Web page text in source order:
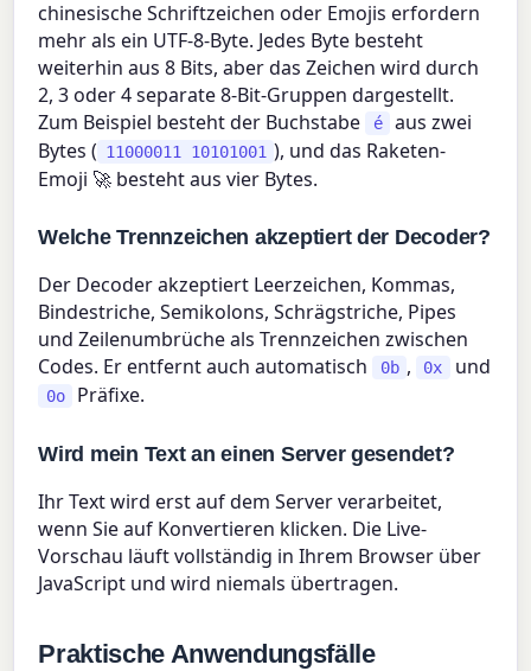
chinesische Schriftzeichen oder Emojis erfordern
mehr als ein UTF-8-Byte. Jedes Byte besteht
weiterhin aus 8 Bits, aber das Zeichen wird durch
2, 3 oder 4 separate 8-Bit-Gruppen dargestellt.
Zum Beispiel besteht der Buchstabe
é
aus zwei
Bytes ( 11000011 10101001 ), und das Raketen-
Emoji 🚀 besteht aus vier Bytes.
Welche Trennzeichen akzeptiert der Decoder?
Der Decoder akzeptiert Leerzeichen, Kommas,
Bindestriche, Semikolons, Schrägstriche, Pipes
und Zeilenumbrüche als Trennzeichen zwischen
Codes. Er entfernt auch automatisch
0b , 0x und
0o Präfixe.
Wird mein Text an einen Server gesendet?
Ihr Text wird erst auf dem Server verarbeitet,
wenn Sie auf Konvertieren klicken. Die Live-
Vorschau läuft vollständig in Ihrem Browser über
JavaScript und wird niemals übertragen.
Praktische Anwendungsfälle